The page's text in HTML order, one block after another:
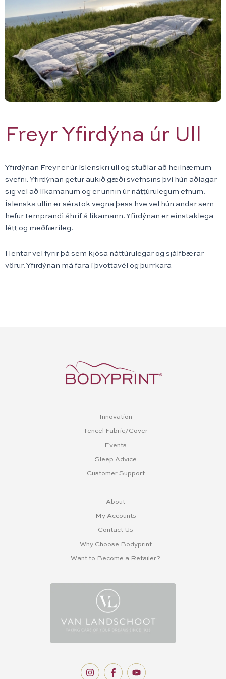
Freyr Yfirdýna úr Ull
Yfirdýnan Freyr er úr íslenskri ull og stuðlar að heilnæmum
svefni. Yfirdýnan getur aukið gæði svefnsins því hún aðlagar
sig vel að líkamanum og er unnin úr náttúrulegum efnum.
Íslenska ullin er sérstök vegna þess hve vel hún andar sem
hefur temprandi áhrif á líkamann. Yfirdýnan er einstaklega
létt og meðfærileg.
Hentar vel fyrir þá sem kjósa náttúrulegar og sjálfbærar
vörur. Yfirdýnan má fara í þvottavél og þurrkara
Innovation
Tencel Fabric/Cover
Events
Sleep Advice
Customer Support
About
My Accounts
Contact Us
Why Choose Bodyprint
Want to Become a Retailer?
n
s
a
c
o
u